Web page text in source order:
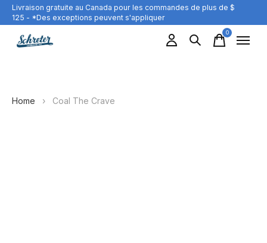
Livraison gratuite au Canada pour les commandes de plus de $
125 - *Des exceptions peuvent s'appliquer
0items
Home › Coal The Crave